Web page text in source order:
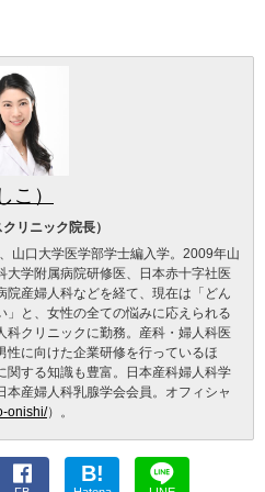
こ）
リニック院長）
山口大学医学部学士編入学。2009年山
大学附属病院研修医、日本赤十字社医
産婦人科などを経て、現在は「どん
」と、女性の全ての悩みに応えられる
クリニックに勤務。産科・婦人科医
に向けた企業研修を行っているほ
関する知識も豊富。日本産科婦人科学
産婦人科乳腺学会会員。オフィシャ
onishi/）。
B!